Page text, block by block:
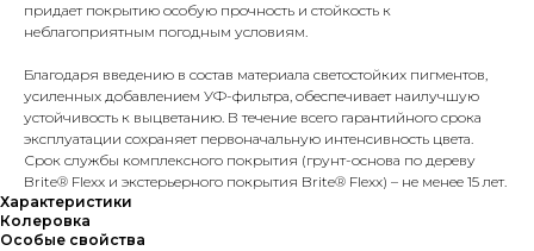
придает покрытию особую прочность и стойкость к
неблагоприятным погодным условиям.
Благодаря введению в состав материала светостойких пигментов,
усиленных добавлением УФ-фильтра, обеспечивает наилучшую
устойчивость к выцветанию. В течение всего гарантийного срока
эксплуатации сохраняет первоначальную интенсивность цвета.
Срок службы комплексного покрытия (грунт-основа по дереву
Brite® Flexx и экстерьерного покрытия Brite® Flexx) – не менее 15 лет.
Характеристики
Колеровка
Особые свойства